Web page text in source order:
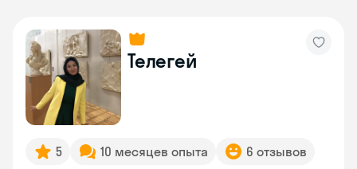
Телегей
5 10 месяцев опыта 6 отзывов